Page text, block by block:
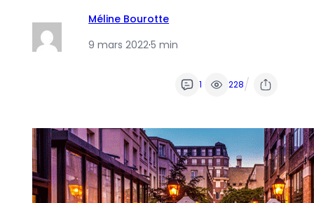
Méline Bourotte
9 mars 2022·5 min
1 228/